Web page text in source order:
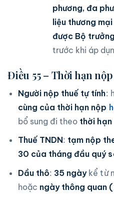
phương, đa
liệu thương
được Bộ
trước khi áp
Điều 55 – Thời hạn
Người nộp thuế tự tính:
cùng của thời hạn nộp
bổ sung đi theo thời
Thuế TNDN: tạm nộp
30 của tháng đầu quý
Dầu thô: 35 ngàykể từ
hoặc ngày thông quan